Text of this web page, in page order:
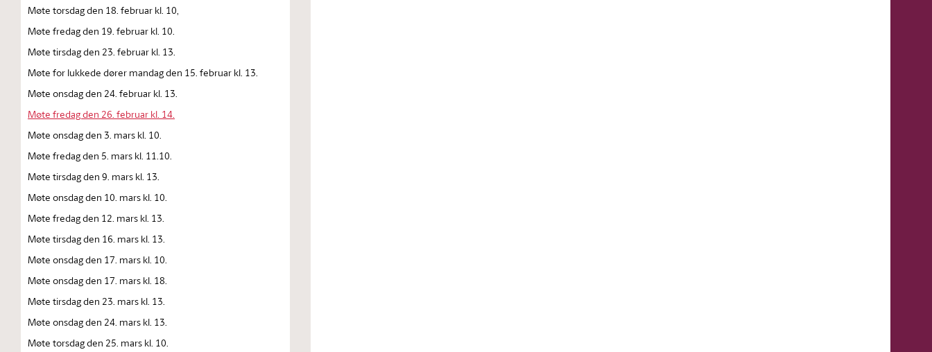
Møte torsdag den 18. februar kl. 10,
Møte fredag den 19. februar kl. 10.
Møte tirsdag den 23. februar kl. 13.
Møte for lukkede dører mandag den 15. februar kl. 13.
Møte onsdag den 24. februar kl. 13.
Møte fredag den 26. februar kl. 14.
Møte onsdag den 3. mars kl. 10.
Møte fredag den 5. mars kl. 11.10.
Møte tirsdag den 9. mars kl. 13.
Møte onsdag den 10. mars kl. 10.
Møte fredag den 12. mars kl. 13.
Møte tirsdag den 16. mars kl. 13.
Møte onsdag den 17. mars kl. 10.
Møte onsdag den 17. mars kl. 18.
Møte tirsdag den 23. mars kl. 13.
Møte onsdag den 24. mars kl. 13.
Møte torsdag den 25. mars kl. 10.